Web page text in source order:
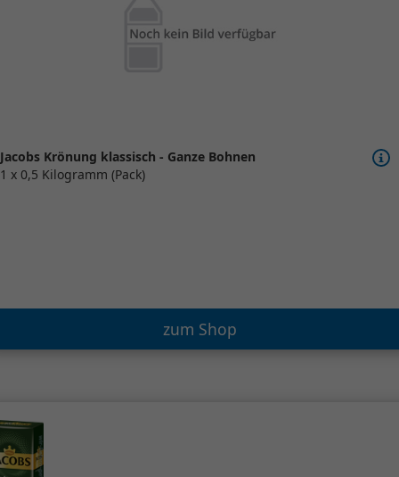
Jacobs Krönung klassisch - Ganze Bohnen
1 x 0,5 Kilogramm (Pack)
zum Shop